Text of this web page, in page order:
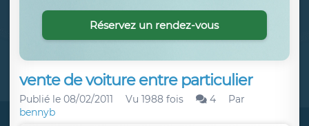
vente de voiture entre particulier
Publié le 08/02/2011 Vu 1988 fois 4
Par
bennyb
Réservez un rendez-vous